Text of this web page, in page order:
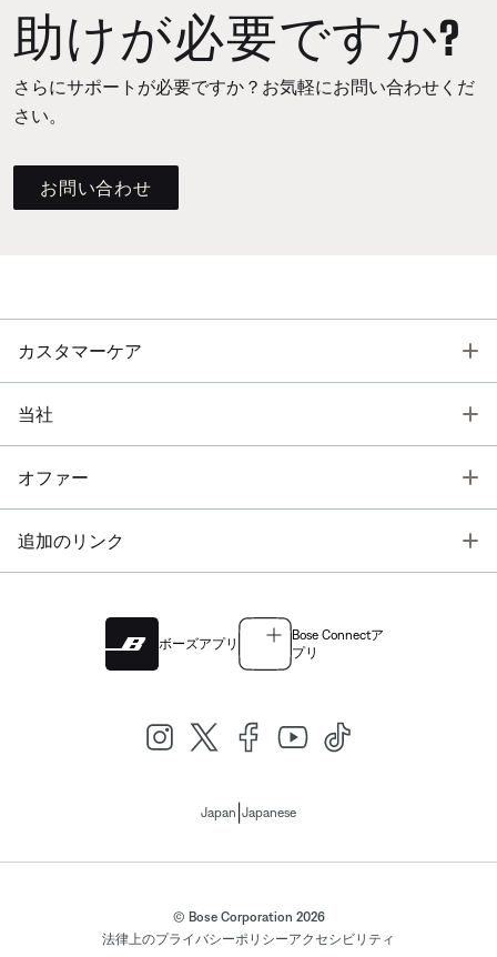
助けが必要ですか?
さらにサポートが必要ですか？お気軽にお問い合わせくだ
さい。
お問い合わせ
カスタマーケア
当社
オファー
追加のリンク
ボーズアプリ
Bose Connectア
プリ
Japan Japanese
© Bose Corporation 2026
法律上のプライバシーポリシーアクセシビリティ